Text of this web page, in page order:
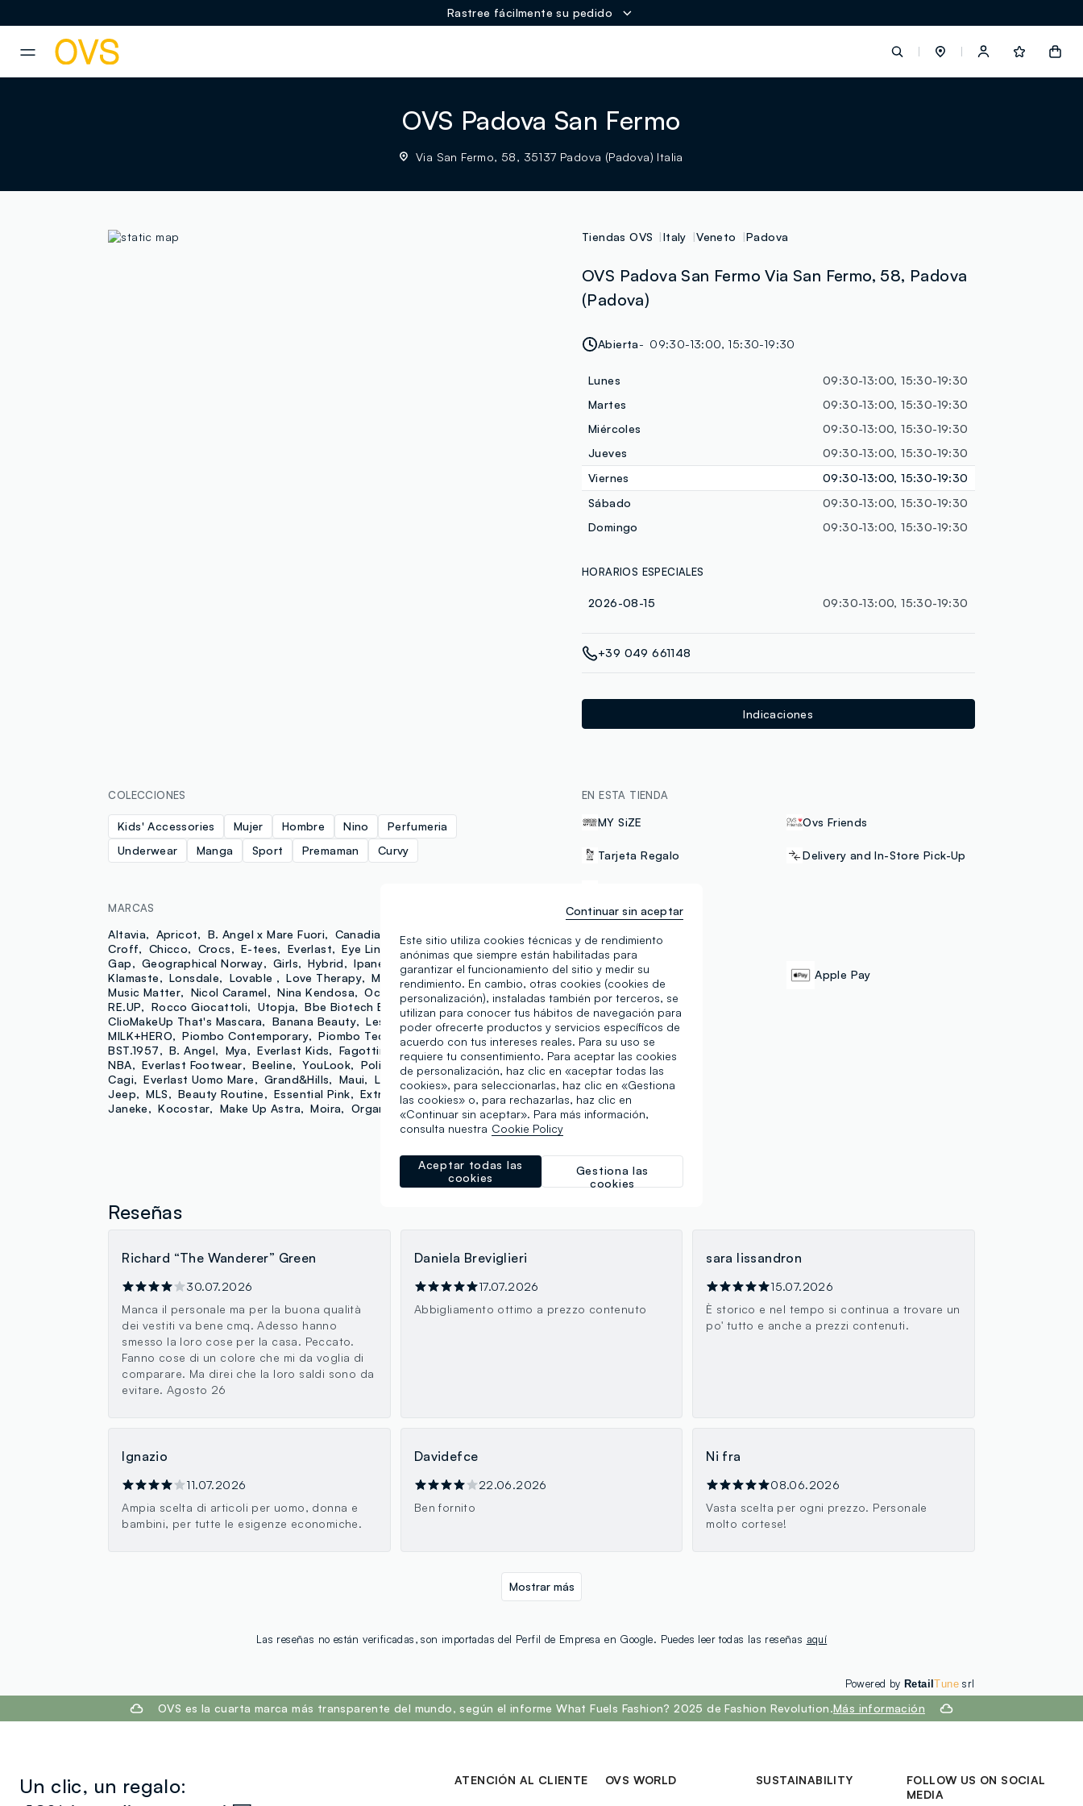
Rastree fácilmente su pedido
loyalty.guest.message
OVS Padova San Fermo
Via San Fermo, 58, 35137 Padova (Padova) Italia
Tiendas OVS Italy Veneto Padova
OVS Padova San Fermo Via San Fermo, 58, Padova
(Padova)
Abierta 09:30-13:00, 15:30-19:30
Lunes
09:30-13:00, 15:30-19:30
Martes
09:30-13:00, 15:30-19:30
Miércoles
09:30-13:00, 15:30-19:30
Jueves
09:30-13:00, 15:30-19:30
Viernes
09:30-13:00, 15:30-19:30
Sábado
09:30-13:00, 15:30-19:30
Domingo
09:30-13:00, 15:30-19:30
HORARIOS ESPECIALES
2026-08-15 09:30-13:00, 15:30-19:30
+39 049 661148
Indicaciones
COLECCIONES
Kids' Accessories Mujer Hombre Nino
Perfumeria
Underwear
Manga Sport Premaman Curvy
MARCAS
Altavia Apricot B. Angel x Mare Fuori Canadian Peak
Coriex
Croff
Chicco Crocs E-tees Everlast Eye Line
Foster Grant
Gap
Geographical Norway Girls Hybrid Ipanema
J-Club
Klamaste
Lonsdale Lovable Love Therapy
Mayrev
Music Matter
Nicol Caramel Nina Kendosa October
Quid
RE.UP
Rocco Giocattoli Utopja
Bbe Biotech Beauty
ClioMakeUp That's Mascara
Banana Beauty
Les Copains
MILK+HERO
Piombo Contemporary Piombo Tech
Piombo
BST.1957
B. Angel Mya Everlast Kids Fagottino Coralife
NHL
NBA
Everlast Footwear Beeline YouLook Polinelli
Republica
Cagi
Everlast Uomo Mare Grand&Hills Maui Levi's
Outerstaff
Jeep
MLS Beauty Routine Essential Pink Extratto
Frank Body
Janeke
Kocostar Make Up Astra Moira Organic Shop
EN ESTA TIENDA
MY SiZE Ovs Friends
Tarjeta Regalo Delivery and In-Store Pick-Up
FORMAS DE PAGO
Samsung Pay Apple Pay
Reseñas
Richard “The Wanderer” Green
30.07.2026
Manca il personale ma per la buona qualità
dei vestiti va bene cmq. Adesso hanno
smesso la loro cose per la casa. Peccato.
Fanno cose di un colore che mi da voglia di
comparare. Ma direi che la loro saldi sono da
evitare. Agosto 26
Daniela Breviglieri
17.07.2026
Abbigliamento ottimo a prezzo contenuto
sara lissandron
15.07.2026
È storico e nel tempo si continua a trovare un
po' tutto e anche a prezzi contenuti.
Ignazio
11.07.2026
Ampia scelta di articoli per uomo, donna e
bambini, per tutte le esigenze economiche.
Davidefce
22.06.2026
Ben fornito
Ni fra
08.06.2026
Vasta scelta per ogni prezzo. Personale
molto cortese!
Las reseñas no están verificadas, son importadas del Perfil de Empresa en Google. Puedes leer todas las reseñas aquí
Mostrar más
Powered by RetailTunesrl
OVS es la cuarta marca más transparente del mundo, según el informe What Fuels Fashion? 2025 de Fashion Revolution.Más información
Un clic, un regalo:
ATENCIÓN AL CLIENTE OVS WORLD SUSTAINABILITY
FOLLOW US ON SOCIAL
MEDIA
Este sitio utiliza cookies técnicas y de rendimiento
anónimas que siempre están habilitadas para
garantizar el funcionamiento del sitio y medir su
rendimiento. En cambio, otras cookies (cookies de
personalización), instaladas también por terceros, se
utilizan para conocer tus hábitos de navegación para
poder ofrecerte productos y servicios específicos de
acuerdo con tus intereses reales. Para su uso se
requiere tu consentimiento. Para aceptar las cookies
de personalización, haz clic en «aceptar todas las
cookies», para seleccionarlas, haz clic en «Gestiona
las cookies» o, para rechazarlas, haz clic en
«Continuar sin aceptar». Para más información,
consulta nuestra Cookie Policy
Gestiona las
cookies
Aceptar todas las
cookies
Continuar sin aceptar